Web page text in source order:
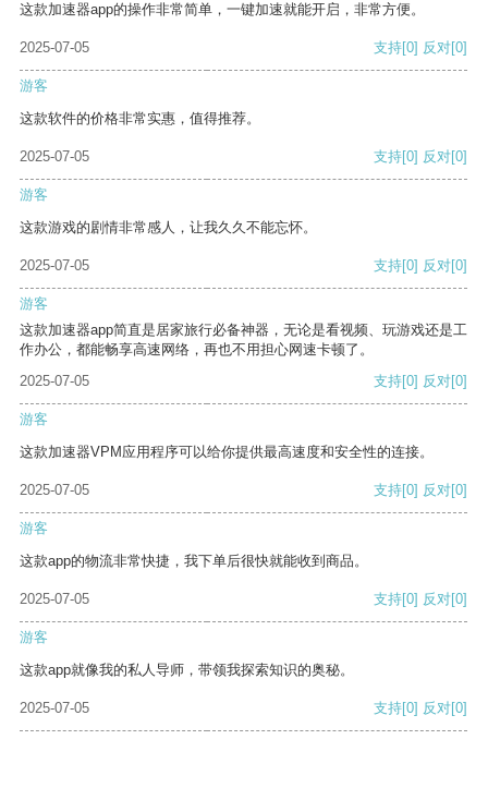
这款加速器app的操作非常简单，一键加速就能开启，非常方便。
2025-07-05 支持[0] 反对[0]
游客
这款软件的价格非常实惠，值得推荐。
2025-07-05 支持[0] 反对[0]
游客
这款游戏的剧情非常感人，让我久久不能忘怀。
2025-07-05 支持[0] 反对[0]
游客
这款加速器app简直是居家旅行必备神器，无论是看视频、玩游戏还是工
作办公，都能畅享高速网络，再也不用担心网速卡顿了。
2025-07-05
支持[0] 反对[0]
游客
这款加速器VPM应用程序可以给你提供最高速度和安全性的连接。
2025-07-05 支持[0] 反对[0]
游客
这款app的物流非常快捷，我下单后很快就能收到商品。
2025-07-05 支持[0] 反对[0]
游客
这款app就像我的私人导师，带领我探索知识的奥秘。
2025-07-05 支持[0] 反对[0]